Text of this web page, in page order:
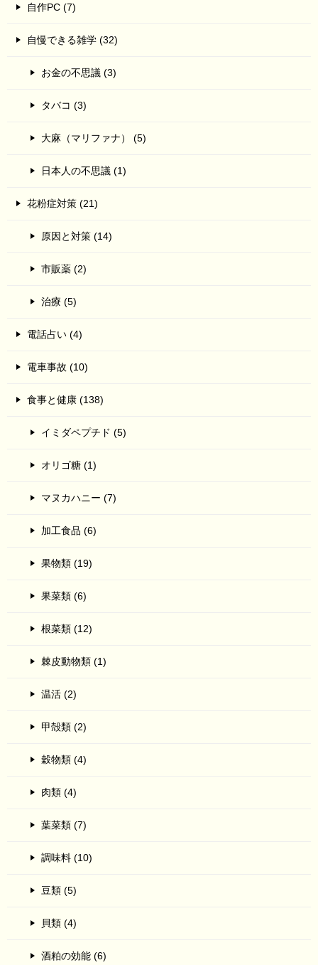
自作PC (7)
自慢できる雑学 (32)
お金の不思議 (3)
タバコ (3)
大麻（マリファナ） (5)
日本人の不思議 (1)
花粉症対策 (21)
原因と対策 (14)
市販薬 (2)
治療 (5)
電話占い (4)
電車事故 (10)
食事と健康 (138)
イミダペプチド (5)
オリゴ糖 (1)
マヌカハニー (7)
加工食品 (6)
果物類 (19)
果菜類 (6)
根菜類 (12)
棘皮動物類 (1)
温活 (2)
甲殻類 (2)
穀物類 (4)
肉類 (4)
葉菜類 (7)
調味料 (10)
豆類 (5)
貝類 (4)
酒粕の効能 (6)